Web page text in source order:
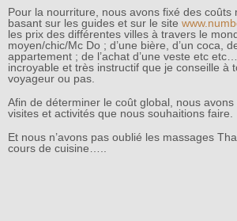
Pour la nourriture, nous avons fixé des coûts
basant sur les guides et sur le site
les prix des différentes villes à travers le
moyen/chic/Mc Do ; d’une bière, d’un coca,
appartement ; de l’achat d’une veste etc
incroyable et très instructif que je conseille à
voyageur ou pas.
Afin de déterminer le coût global, nous
visites et activités que nous souhaitions faire.
Et nous n’avons pas oublié les massages
cours de cuisine…..